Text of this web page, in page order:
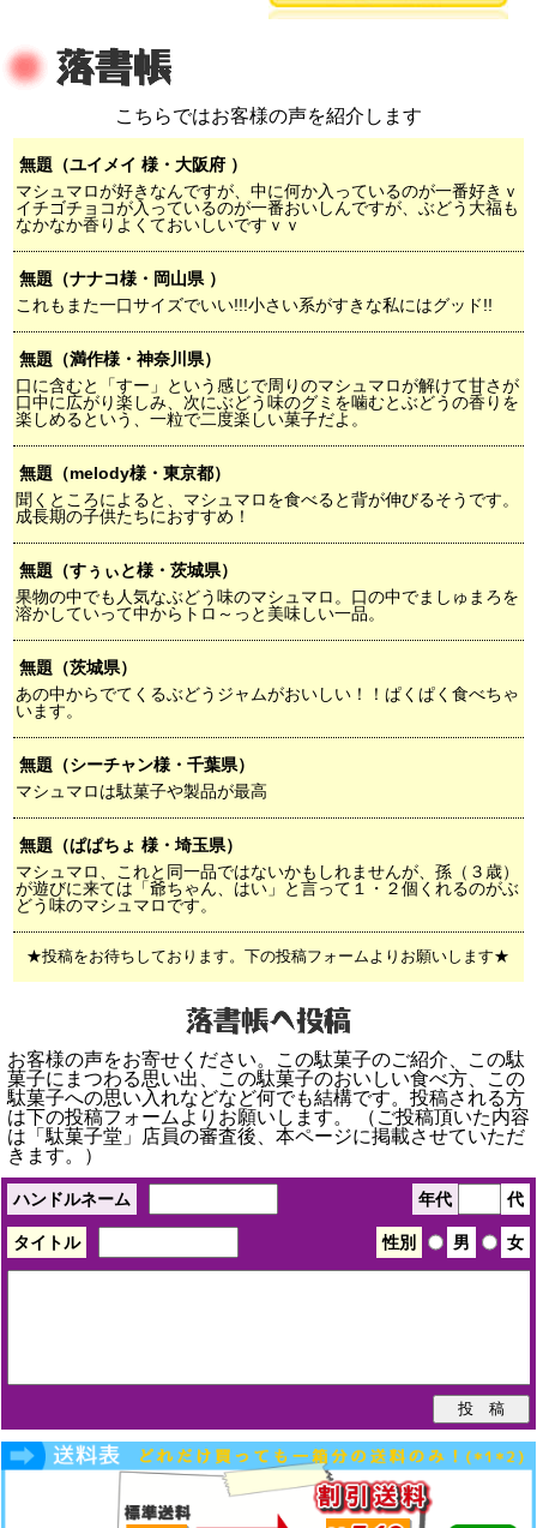
こちらではお客様の声を紹介します
無題（ユイメイ 様・大阪府 ）
マシュマロが好きなんですが、中に何か入っているのが一番好きｖ
イチゴチョコが入っているのが一番おいしんですが、ぶどう大福も
なかなか香りよくておいしいですｖｖ
無題（ナナコ様・岡山県 ）
これもまた一口サイズでいい!!!小さい系がすきな私にはグッド!!
無題（満作様・神奈川県）
口に含むと「すー」という感じで周りのマシュマロが解けて甘さが
口中に広がり楽しみ、次にぶどう味のグミを噛むとぶどうの香りを
楽しめるという、一粒で二度楽しい菓子だよ。
無題（melody様・東京都）
聞くところによると、マシュマロを食べると背が伸びるそうです。
成長期の子供たちにおすすめ！
無題（すぅぃと様・茨城県）
果物の中でも人気なぶどう味のマシュマロ。口の中でましゅまろを
溶かしていって中からトロ～っと美味しい一品。
無題（茨城県）
あの中からでてくるぶどうジャムがおいしい！！ぱくぱく食べちゃ
います。
無題（シーチャン様・千葉県）
マシュマロは駄菓子や製品が最高
無題（ぱぱちょ 様・埼玉県）
マシュマロ、これと同一品ではないかもしれませんが、孫（３歳）
が遊びに来ては「爺ちゃん、はい」と言って１・２個くれるのがぶ
どう味のマシュマロです。
★投稿をお待ちしております。下の投稿フォームよりお願いします★
お客様の声をお寄せください。この駄菓子のご紹介、この駄
菓子にまつわる思い出、この駄菓子のおいしい食べ方、この
駄菓子への思い入れなどなど何でも結構です。投稿される方
は下の投稿フォームよりお願いします。 （ご投稿頂いた内容
は「駄菓子堂」店員の審査後、本ページに掲載させていただ
きます。）
ハンドルネーム 代
年代
タイトル 女
男
性別